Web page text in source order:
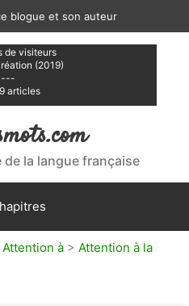
blogue et son auteur
de visiteurs
(2019)
---
articles
de la langue française
Attention à > Attention à la